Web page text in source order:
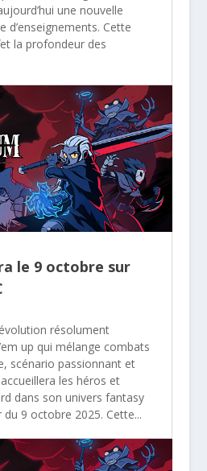
une nouvelle
d’enseignements. Cette
la profondeur des
le 9 octobre sur
résolument
up qui mélange combats
scénario passionnant et
les héros et
dans son univers fantasy
9 octobre 2025. Cette...